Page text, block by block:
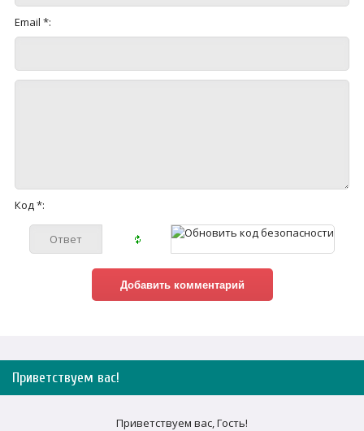
Email *:
Код *:
Приветствуем вас!
Приветствуем вас,Гость!